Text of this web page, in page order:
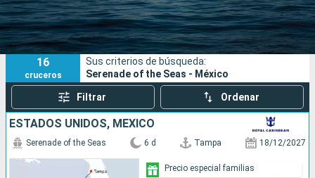
Fecha de salida
Puertos Compañías
Buscar
16
cruceros
Sus criterios de búsqueda:
Serenade of the Seas - México
Filtrar Ordenar
ESTADOS UNIDOS, MÉXICO
Serenade of the Seas 6 d Tampa 18/12/2027
Precio especial familias